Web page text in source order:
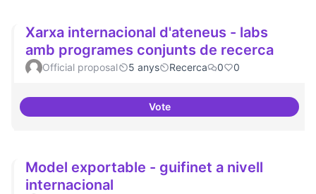
Xarxa internacional d'ateneus - labs
amb programes conjunts de recerca
Official proposal 5 anys Recerca 0 0
VoteXarxa internacional d'ateneus -
Model exportable - guifinet a nivell
internacional